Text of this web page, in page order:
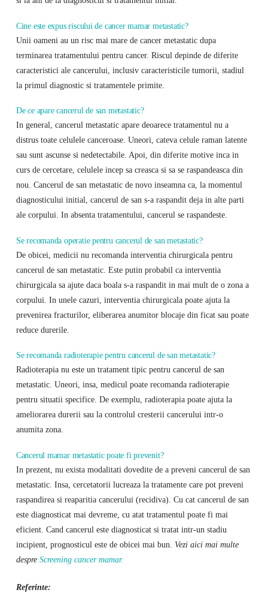
Cine este expus riscului de cancer mamar metastatic?
Unii oameni au un risc mai mare de cancer metastatic dupa
terminarea tratamentului pentru cancer. Riscul depinde de diferite
caracteristici ale cancerului, inclusiv caracteristicile tumorii, stadiul
la primul diagnostic si tratamentele primite.
De ce apare cancerul de san metastatic?
In general, cancerul metastatic apare deoarece tratamentul nu a
distrus toate celulele canceroase. Uneori, cateva celule raman latente
sau sunt ascunse si nedetectabile. Apoi, din diferite motive inca in
curs de cercetare, celulele incep sa creasca si sa se raspandeasca din
nou. Cancerul de san metastatic de novo inseamna ca, la momentul
diagnosticului initial, cancerul de san s-a raspandit deja in alte parti
ale corpului. In absenta tratamentului, cancerul se raspandeste.
Se recomanda operatie pentru cancerul de san metastatic?
De obicei, medicii nu recomanda interventia chirurgicala pentru
cancerul de san metastatic. Este putin probabil ca interventia
chirurgicala sa ajute daca boala s-a raspandit in mai mult de o zona a
corpului. In unele cazuri, interventia chirurgicala poate ajuta la
prevenirea fracturilor, eliberarea anumitor blocaje din ficat sau poate
reduce durerile.
Se recomanda radioterapie pentru cancerul de san metastatic?
Radioterapia nu este un tratament tipic pentru cancerul de san
metastatic. Uneori, insa, medicul poate recomanda radioterapie
pentru situatii specifice. De exemplu, radioterapia poate ajuta la
ameliorarea durerii sau la controlul cresterii cancerului intr-o
anumita zona.
Cancerul mamar metastatic poate fi prevenit?
In prezent, nu exista modalitati dovedite de a preveni cancerul de san
metastatic. Insa, cercetatorii lucreaza la tratamente care pot preveni
raspandirea si reaparitia cancerului (recidiva). Cu cat cancerul de san
este diagnosticat mai devreme, cu atat tratamentul poate fi mai
eficient. Cand cancerul este diagnosticat si tratat intr-un stadiu
incipient, prognosticul este de obicei mai bun.
Vezi aici mai multe
despre Screening cancer mamar.
Referinte: